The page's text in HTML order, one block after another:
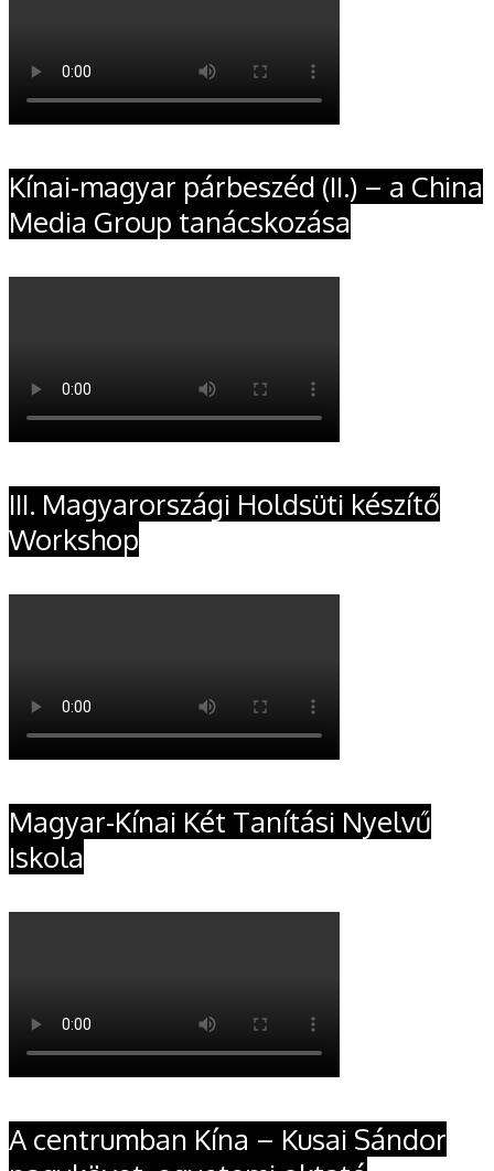
Kínai-magyar párbeszéd (II.) – a China
Media Group tanácskozása
III. Magyarországi Holdsüti készítő
Workshop
Magyar-Kínai Két Tanítási Nyelvű
Iskola
A centrumban Kína – Kusai Sándor